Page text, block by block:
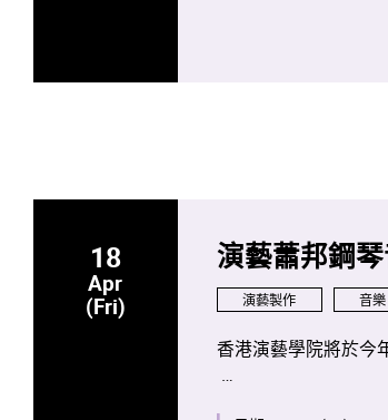
18
Apr
(Fri)
演藝蕭邦鋼
演藝製作 音樂
香港演藝學院將於今